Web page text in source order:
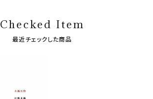
Checked Item
最近チェックした商品